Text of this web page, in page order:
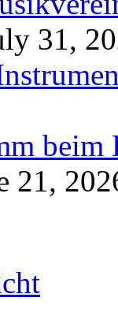
31,
21,